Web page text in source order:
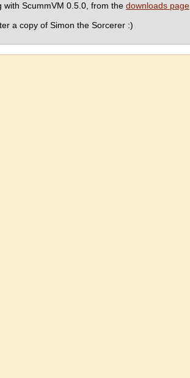
ScummVM 0.5.0, from the downloads page
a copy of Simon the Sorcerer :)